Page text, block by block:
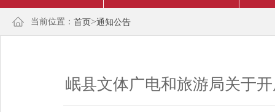
当前位置： 首页>通知公告
岷县文体广电和旅游局关于